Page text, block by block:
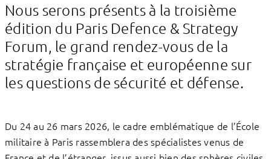
Nous serons présents à la troisième
édition du Paris Defence & Strategy
Forum, le grand rendez-vous de la
stratégie française et européenne sur
les questions de sécurité et défense.
Du 24 au 26 mars 2026, le cadre emblématique de l’École
militaire à Paris rassemblera des spécialistes venus de